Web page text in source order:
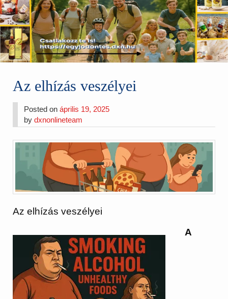
Az elhízás veszélyei
Posted onáprilis 19, 2025
bydxnonlineteam
Az elhízás veszélyei
A